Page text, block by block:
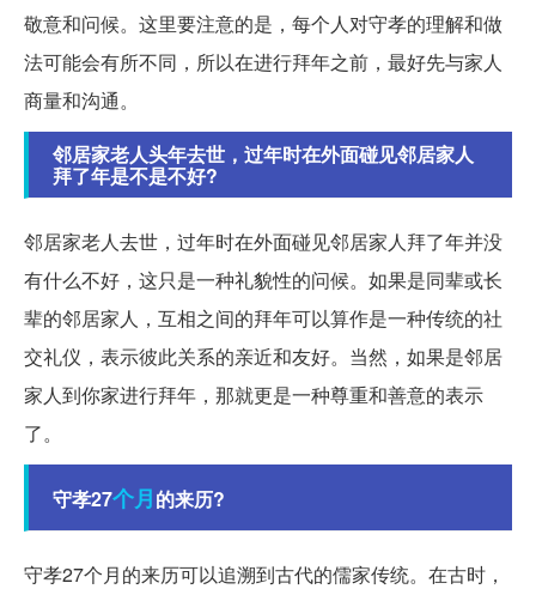
敬意和问候。这里要注意的是，每个人对守孝的理解和做
法可能会有所不同，所以在进行拜年之前，最好先与家人
商量和沟通。
邻居家老人头年去世，过年时在外面碰见邻居家人
拜了年是不是不好?
邻居家老人去世，过年时在外面碰见邻居家人拜了年并没
有什么不好，这只是一种礼貌性的问候。如果是同辈或长
辈的邻居家人，互相之间的拜年可以算作是一种传统的社
交礼仪，表示彼此关系的亲近和友好。当然，如果是邻居
家人到你家进行拜年，那就更是一种尊重和善意的表示
了。
守孝27个月的来历?
守孝27个月的来历可以追溯到古代的儒家传统。在古时，